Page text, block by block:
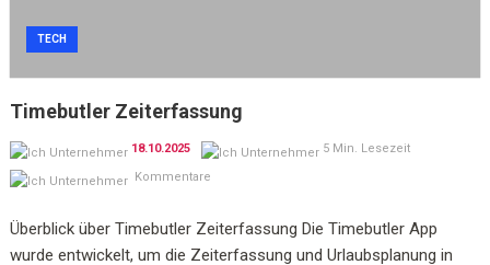
TECH
Timebutler Zeiterfassung
18.10.2025
5 Min. Lesezeit
Kommentare
Überblick über Timebutler Zeiterfassung Die Timebutler App
wurde entwickelt, um die Zeiterfassung und Urlaubsplanung in